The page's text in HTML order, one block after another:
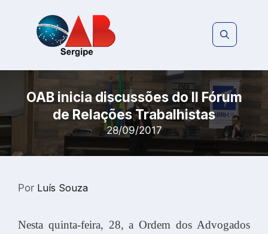
OAB inicia discussões do II Fórum
de Relações Trabalhistas
28/09/2017
Por Luís Souza
Nesta quinta-feira, 28, a Ordem dos Advogados